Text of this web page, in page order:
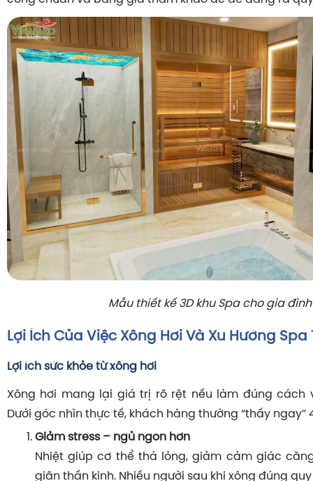
Mẫu thiết kế 3D khu Spa cho gia đình
Lợi Ích Của Việc Xông Hơi Và Xu Hướng Spa
Lợi ích sức khỏe từ xông hơi
Xông hơi mang lại giá trị rõ rệt nếu làm đúng cách
Dưới góc nhìn thực tế, khách hàng thường “thấy ngay”
Giảm stress – ngủ ngon hơn
Nhiệt giúp cơ thể thả lỏng, giảm cảm giác
giãn thần kinh. Nhiều người sau khi xông đúng